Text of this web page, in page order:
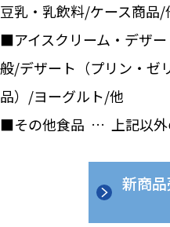
豆乳・乳飲料/ケース商品/
■アイスクリーム・デザ
般/デザート（プリン・ゼ
品）/ヨーグルト/他
■その他食品 … 上記以外
新商